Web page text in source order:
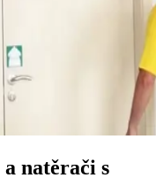
natěrači s